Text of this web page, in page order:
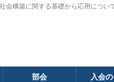
構築に関する基礎から応用につ
部会 入会